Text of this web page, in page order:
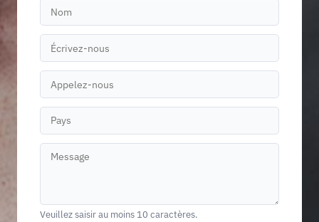
Veuillez saisir au moins 10 caractères.